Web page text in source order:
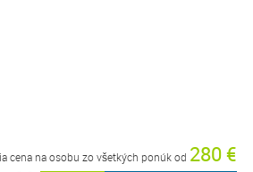
cena na osobu zo všetkých ponúk od 280 €